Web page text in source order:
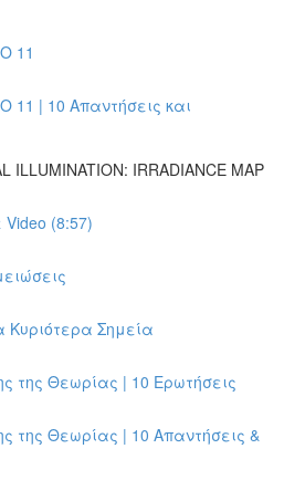
11
11 | 10 Απαντήσεις και
ILLUMINATION: IRRADIANCE MAP
(8:57)
Κυριότερα Σημεία
της Θεωρίας | 10 Ερωτήσεις
της Θεωρίας | 10 Απαντήσεις &